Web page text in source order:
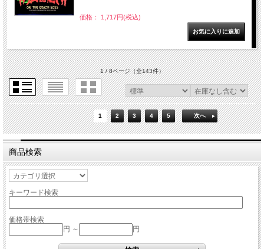
価格： 1,717円(税込)
1 / 8ページ（全143件）
1 2 3 4 5 次へ
商品検索
キーワード検索
価格帯検索
円 ～
円